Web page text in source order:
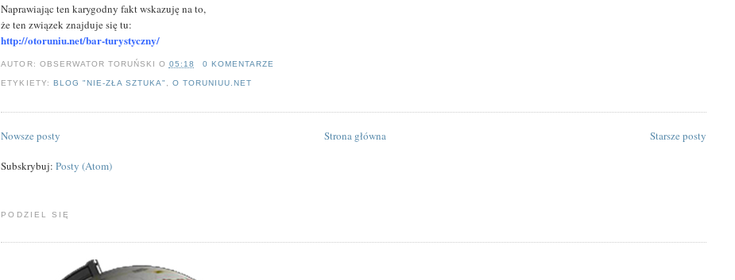
Naprawiając ten karygodny fakt wskazuję na to,
że ten związek znajduje się tu:
http://otoruniu.net/bar-turystyczny/
AUTOR: OBSERWATOR TORUŃSKI O 05:18 0 KOMENTARZE
ETYKIETY: BLOG "NIE-ZŁA SZTUKA" O TORUNIUU.NET
Nowsze posty Starsze posty
Strona główna
Subskrybuj:Posty (Atom)
PODZIEL SIĘ